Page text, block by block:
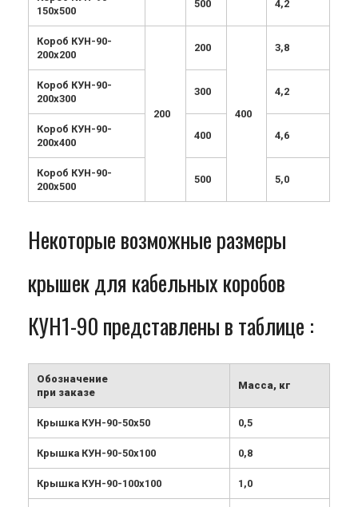
150х500
500 4,2
Короб КУН-90-
200х200
200
200
400
3,8
Короб КУН-90-
200х300
300 4,2
Короб КУН-90-
200х400
400 4,6
Короб КУН-90-
200х500
500 5,0
Некоторые возможные размеры
крышек для кабельных коробов
КУН1-90 представлены в таблице :
Обозначение
при заказе
Масса, кг
Крышка КУН-90-50х50 0,5
Крышка КУН-90-50х100 0,8
Крышка КУН-90-100х100 1,0